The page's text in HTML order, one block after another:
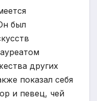
был
других
показал себя
и певец, чей